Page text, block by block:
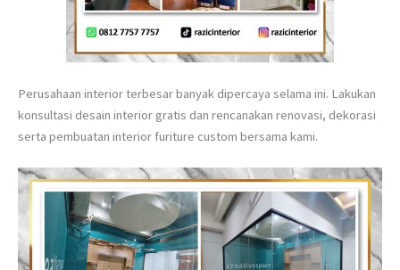
Perusahaan interior terbesar banyak dipercaya selama ini. Lakukan
konsultasi desain interior gratis dan rencanakan renovasi, dekorasi
serta pembuatan interior furiture custom bersama kami.